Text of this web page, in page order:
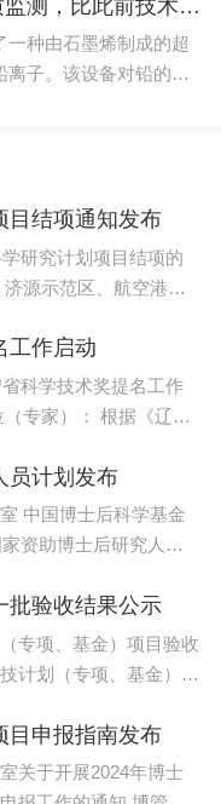
石墨烯铅检测器或显著改进水质监测，比此前技术灵敏百万倍
种由石墨烯制成的超
离子。该设备对铅的检
目结项通知发布
研究计划项目结项的
工作启动
科学技术奖提名工作
员计划发布
中国博士后科学基金
资助博士后研究人员
批验收结果公示
专项、基金）项目验收
计划（专项、基金）项
目申报指南发布
关于开展2024年博士